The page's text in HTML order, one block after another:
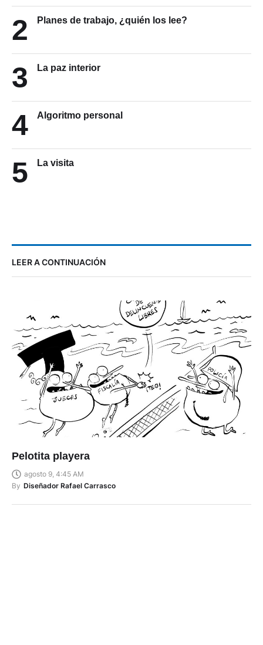
2 Planes de trabajo, ¿quién los lee?
3 La paz interior
4 Algoritmo personal
5 La visita
LEER A CONTINUACIÓN
Pelotita playera
agosto 9, 4:45 AM
By Diseñador Rafael Carrasco